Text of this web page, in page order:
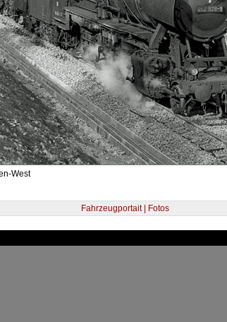
West
Fahrzeugportait | Fotos